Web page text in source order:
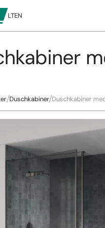
LTEN
Duschkabiner Duschkabiner